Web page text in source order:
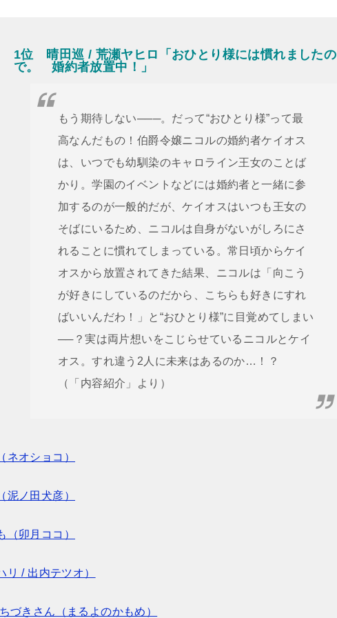
1位 晴田巡 / 荒瀬ヤヒロ「おひとり様には慣れましたの
で。 婚約者放置中！」
もう期待しない───。だって“おひとり様”って最
高なんだもの！伯爵令嬢ニコルの婚約者ケイオス
は、いつでも幼馴染のキャロライン王女のことば
かり。学園のイベントなどには婚約者と一緒に参
加するのが一般的だが、ケイオスはいつも王女の
そばにいるため、ニコルは自身がないがしろにさ
れることに慣れてしまっている。常日頃からケイ
オスから放置されてきた結果、ニコルは「向こう
が好きにしているのだから、こちらも好きにすれ
ばいいんだわ！」と“おひとり様”に目覚めてしまい
──？実は両片想いをこじらせているニコルとケイ
オス。すれ違う2人に未来はあるのか…！？
（「内容紹介」より）
ネオショコ）
泥ノ田犬彦）
（卯月ココ）
/ 出内テツオ）
づきさん（まるよのかもめ）